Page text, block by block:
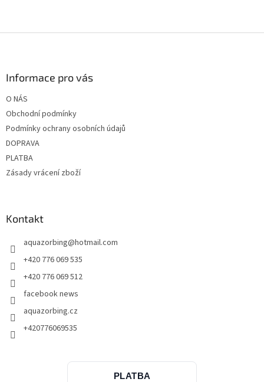
Informace pro vás
O NÁS
Obchodní podmínky
Podmínky ochrany osobních údajů
DOPRAVA
PLATBA
Zásady vrácení zboží
Kontakt
aquazorbing@hotmail.com
+420 776 069 535
+420 776 069 512
facebook news
aquazorbing.cz
+420776069535
PLATBA